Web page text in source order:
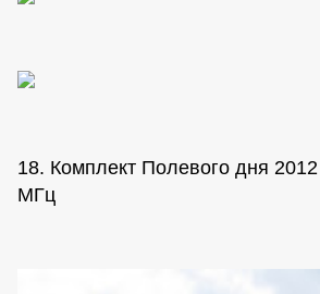
18. Комплект Полевого дня
МГц